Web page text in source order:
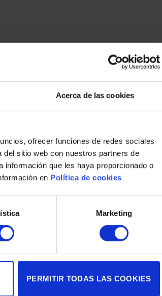
Acerca de las cookies
ofrecer funciones de redes sociales
sitio web con nuestros partners de
información que les haya proporcionado o
en Política de cookies
Marketing
PERMITIR TODAS LAS COOKIES